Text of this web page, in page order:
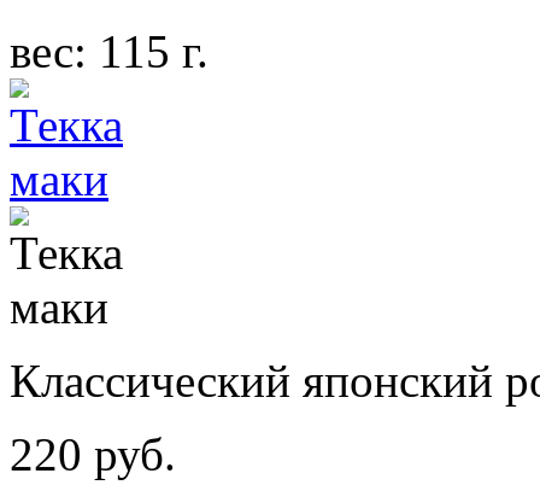
вес: 115 г.
Классический японский
220 руб.